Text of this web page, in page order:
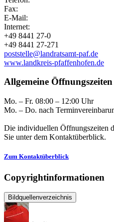
Fax:
E-Mail:
Internet:
+49 8441 27-0
+49 8441 27-271
poststelle@landratsamt-paf.de
www.landkreis-pfaffenhofen.de
Allgemeine Öffnungszeiten
Mo. – Fr. 08:00 – 12:00 Uhr
Mo. – Do. nach
Die individuellen Öffnungszeiten
Sie unter dem Kontaktüberblick.
Zum Kontaktüberblick
Copyrightinformationen
Bildquellenverzeichnis